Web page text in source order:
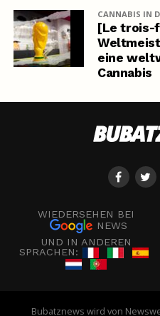
CANNABIS IN
[Le trois-
eine
Cannabis
WIEDERSEHEN BEI
NEWS
UND IN ANDEREN
SPRACHEN:
Bubatznews wird von